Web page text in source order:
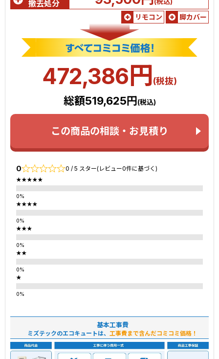
撤去処分
リモコン
脚カバー
472,386円(税抜)
総額519,625円(税込)
この商品の相談・お見積り
0 0 / 5 スター(レビュー0件に基づく)
★★★★★
★★★★
★★★
★★
★
基本工事費
ミズテックのエコキュートは、 工事費まで含んだコミコミ価格！